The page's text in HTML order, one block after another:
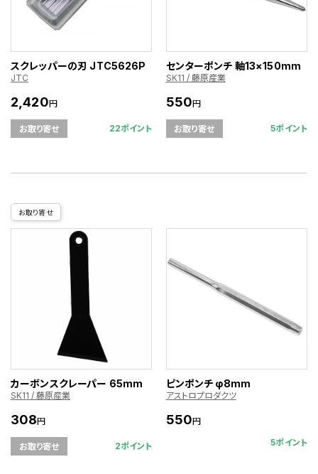
スクレッパーの刃 JTC5626P
JTC
2,420円
お取り寄せ 22ポイント
センターポンチ 軸13×150mm
SK11 / 藤原産業
550円
お取り寄せ 5ポイント
お取り寄せ
カーボンスクレーパー 65mm
SK11 / 藤原産業
308円
お取り寄せ 2ポイント
ピンポンチ φ8mm
アストロプロダクツ
550円
5ポイント